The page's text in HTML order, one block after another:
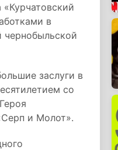
в
чернобыльской
заслуги в
со
и Молот».